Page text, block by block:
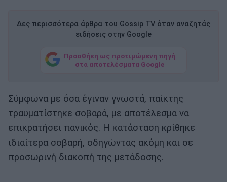
Δες περισσότερα άρθρα του Gossip TV όταν αναζητάς
ειδήσεις στην Google
Προσθήκη ως προτιμώμενη πηγή
στα αποτελέσματα Google
Σύμφωνα με όσα έγιναν γνωστά, παίκτης
τραυματίστηκε σοβαρά, με αποτέλεσμα να
επικρατήσει πανικός. Η κατάσταση κρίθηκε
ιδιαίτερα σοβαρή, οδηγώντας ακόμη και σε
προσωρινή διακοπή της μετάδοσης.